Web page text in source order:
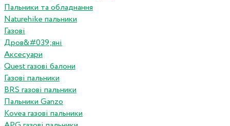
Пальники та обладнання
Naturehike пальники
Газові
Дров&#039;яні
Аксесуари
Quest газові балони
Газові пальники
BRS газові пальники
Пальники Ganzo
Kovea газові пальники